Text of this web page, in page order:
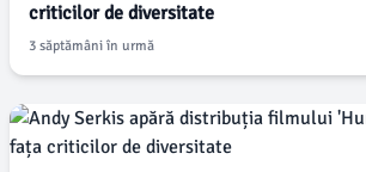
criticilor de diversitate
3 săptămâni în urmă